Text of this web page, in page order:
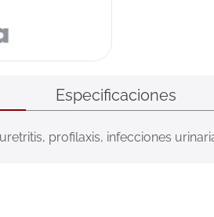
Especificaciones
profilaxis, infecciones